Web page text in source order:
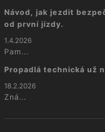
Návod, jak jezdit
od první jízdy.
1.4.2026
Pam...
Propadlá technická už
18.2.2026
Zná...